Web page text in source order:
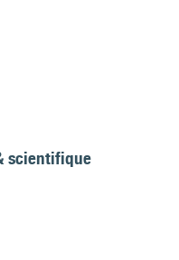
scientifique